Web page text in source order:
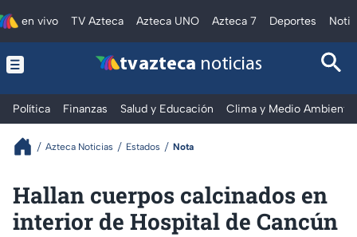
en vivo TV Azteca Azteca UNO Azteca 7 Deportes
tv azteca noticias
Política Finanzas Salud y Educación Clima y Medio Ambiente
Azteca Noticias Estados Nota
Hallan cuerpos calcinados en
interior de Hospital de Cancún